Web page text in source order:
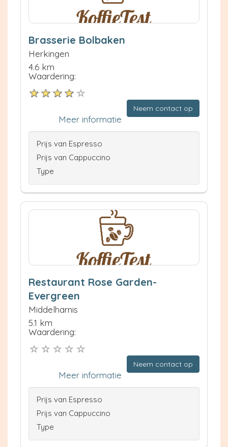
Brasserie Bolbaken
Herkingen
4.6 km
Waardering:
Neem contact op
Meer informatie
Prijs van Espresso
Prijs van Cappuccino
Type
Restaurant Rose Garden-
Evergreen
Middelharnis
5.1 km
Waardering:
Neem contact op
Meer informatie
Prijs van Espresso
Prijs van Cappuccino
Type